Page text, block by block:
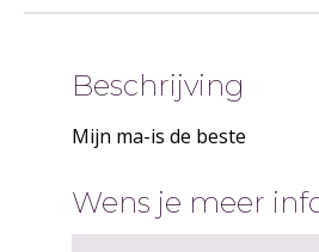
Beschrijving
Mijn ma-is de beste
Wens je meer